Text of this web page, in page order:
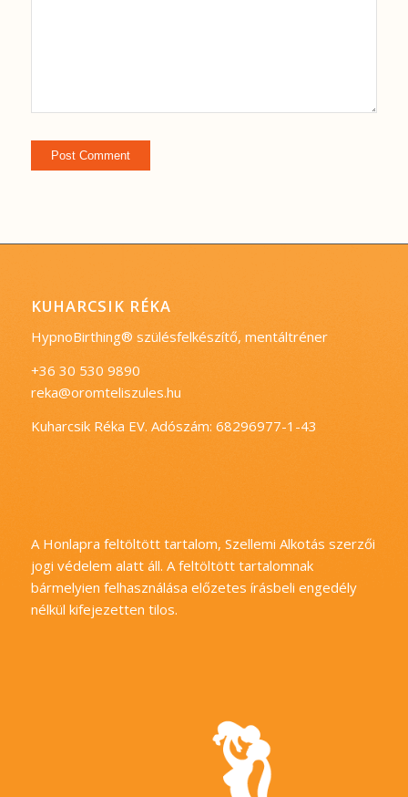
KUHARCSIK RÉKA
HypnoBirthing® szülésfelkészítő, mentáltréner
+36 30 530 9890
reka@oromteliszules.hu
Kuharcsik Réka EV. Adószám: 68296977-1-43
A Honlapra feltöltött tartalom, Szellemi Alkotás szerzői
jogi védelem alatt áll. A feltöltött tartalomnak
bármelyien felhasználása előzetes írásbeli engedély
nélkül kifejezetten tilos.